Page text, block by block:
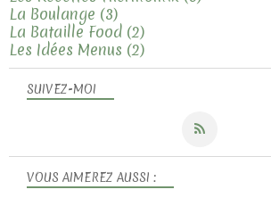
SUIVEZ-MOI
VOUS AIMEREZ AUSSI :
La Boulange (3)
La Bataille Food (2)
Les Idées Menus (2)